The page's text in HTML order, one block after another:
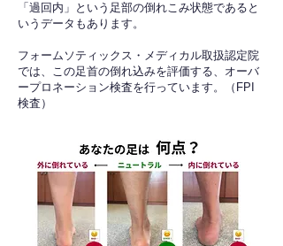
「過回内」という足部の倒れこみ状態であると
いうデータもあります。
フォームソティックス・メディカル取扱認定院
では、この足首の倒れ込みを評価する、オーバ
ープロネーション検査を行っています。（FPI
検査）​